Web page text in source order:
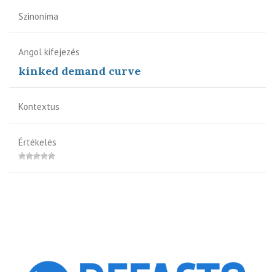
Szinoníma
Angol kifejezés
kinked demand curve
Kontextus
Értékelés